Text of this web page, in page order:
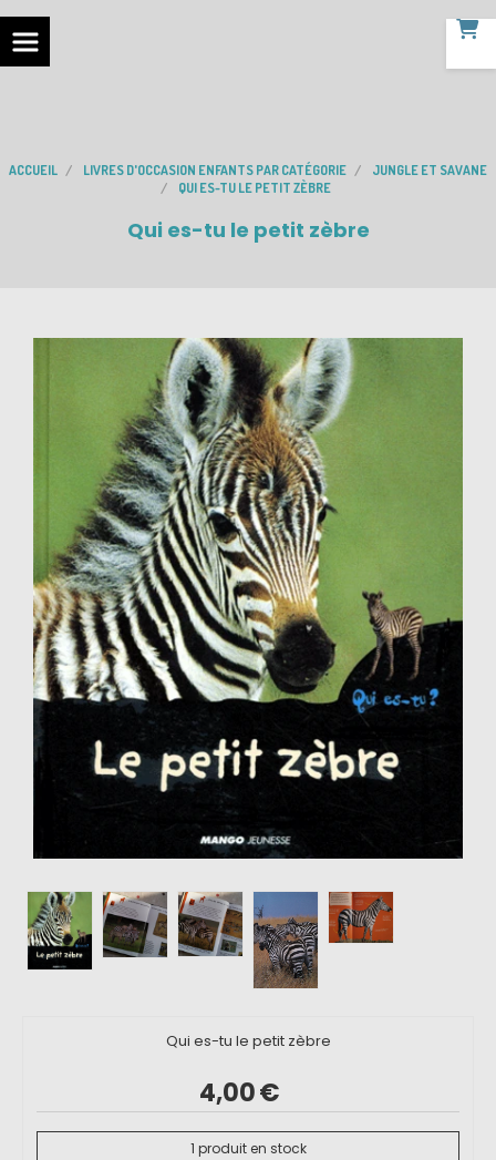
ACCUEIL LIVRES D'OCCASION ENFANTS PAR CATÉGORIE
JUNGLE ET SAVANE
QUI ES-TU LE PETIT ZÈBRE
Qui es-tu le petit zèbre
Qui es-tu le petit zèbre
4,00€
1 produit en stock